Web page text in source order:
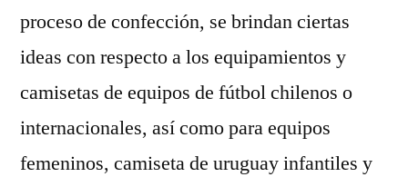
proceso de confección, se brindan ciertas
ideas con respecto a los equipamientos y
camisetas de equipos de fútbol chilenos o
internacionales, así como para equipos
femeninos, camiseta de uruguay infantiles y